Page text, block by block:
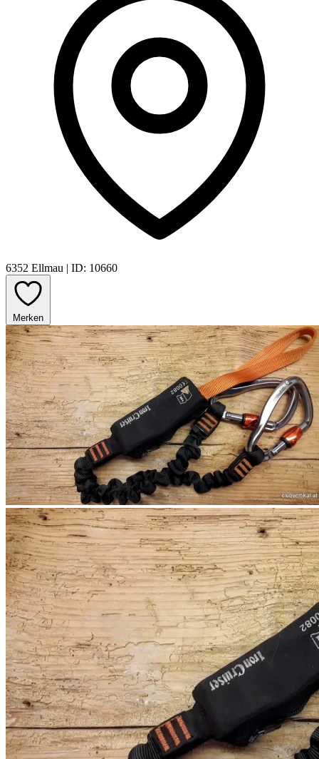
6352 Ellmau | ID: 10660
Merken